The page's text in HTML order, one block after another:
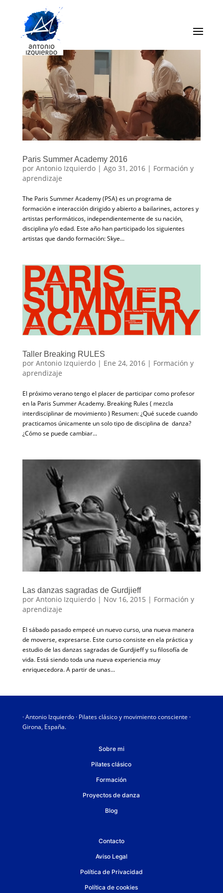
Paris Summer Academy 2016
por Antonio Izquierdo| Ago 31, 2016| Formación y
aprendizaje
The Paris Summer Academy (PSA) es un programa de
formación e interacción dirigido y abierto a bailarines, actores y
artistas performáticos, independientemente de su nación,
disciplina y/o edad. Este año han participado los siguientes
artistas que dando formación: Skye...
Taller Breaking RULES
por Antonio Izquierdo| Ene 24, 2016| Formación y
aprendizaje
El próximo verano tengo el placer de participar como profesor
en la Paris Summer Academy. Breaking Rules ( mezcla
interdisciplinar de movimiento ) Resumen: ¿Qué sucede cuando
practicamos únicamente un solo tipo de disciplina de danza?
¿Cómo se puede cambiar...
Las danzas sagradas de Gurdjieff
por Antonio Izquierdo| Nov 16, 2015 | Formación y
aprendizaje
El sábado pasado empecé un nuevo curso, una nueva manera
de moverse, expresarse. Este curso consiste en ela práctica y
estudio de las danzas sagradas de Gurdjieff y su filosofía de
vida. Está siendo toda una nueva experiencia muy
enriquecedora. A partir de unas...
· Antonio Izquierdo · Pilates clásico y movimiento consciente ·
Girona, España.
Sobre mi
Pilates clásico
Formación
Proyectos de danza
Blog
Contacto
Aviso Legal
Política de Privacidad
Política de cookies